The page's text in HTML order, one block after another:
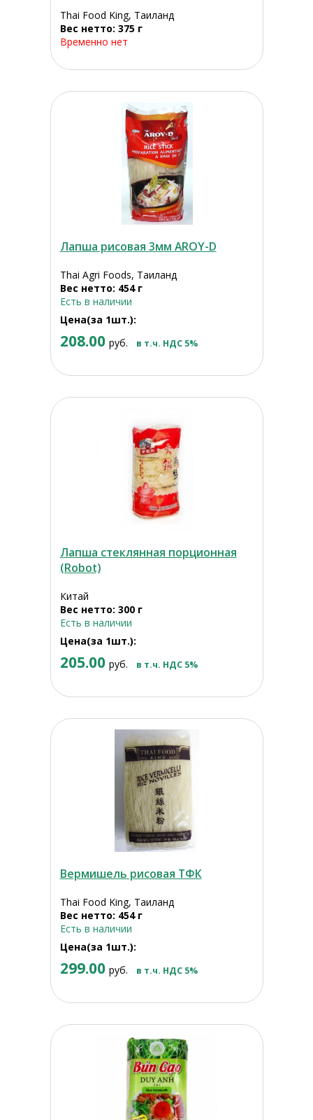
Thai Food King, Таиланд
Вес нетто: 375 г
Временно нет
Лапша рисовая 3мм AROY-D
Thai Agri Foods, Таиланд
Вес нетто: 454 г
Есть в наличии
Цена(за 1шт.):
208.00 руб. в т.ч. НДС 5%
Лапша стеклянная порционная
(Robot)
Китай
Вес нетто: 300 г
Есть в наличии
Цена(за 1шт.):
205.00 руб. в т.ч. НДС 5%
Вермишель рисовая ТФК
Thai Food King, Таиланд
Вес нетто: 454 г
Есть в наличии
Цена(за 1шт.):
299.00 руб. в т.ч. НДС 5%